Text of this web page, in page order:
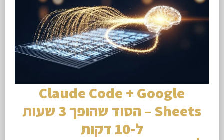
Claude Code + Google
Sheets – הסוד שהופך 3 שעות
ל-10 דקות